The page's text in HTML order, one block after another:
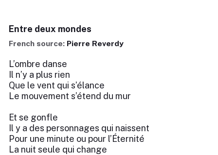
Entre deux mondes
French source: Pierre Reverdy
L’ombre danse
Il n’y a plus rien
Que le vent qui s’élance
Le mouvement s’étend du mur
Et se gonfle
Il y a des personnages qui naissent
Pour une minute ou pour l’Éternité
La nuit seule qui change